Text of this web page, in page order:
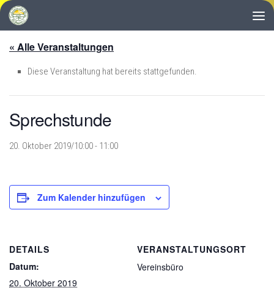
Zum Inhalt springen
« Alle Veranstaltungen
Diese Veranstaltung hat bereits stattgefunden.
Sprechstunde
20. Oktober 2019/10:00- 11:00
Zum Kalender hinzufügen
DETAILS
Datum:
20. Oktober 2019
VERANSTALTUNGSORT
Vereinsbüro